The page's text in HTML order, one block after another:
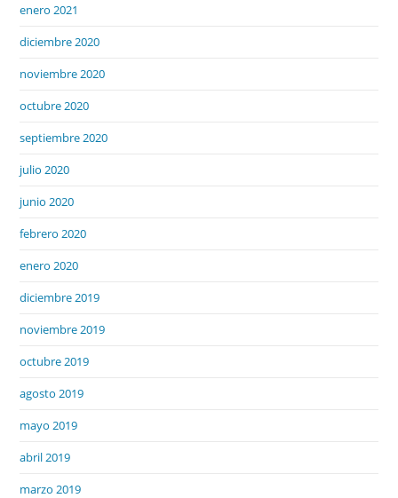
enero 2021
diciembre 2020
noviembre 2020
octubre 2020
septiembre 2020
julio 2020
junio 2020
febrero 2020
enero 2020
diciembre 2019
noviembre 2019
octubre 2019
agosto 2019
mayo 2019
abril 2019
marzo 2019